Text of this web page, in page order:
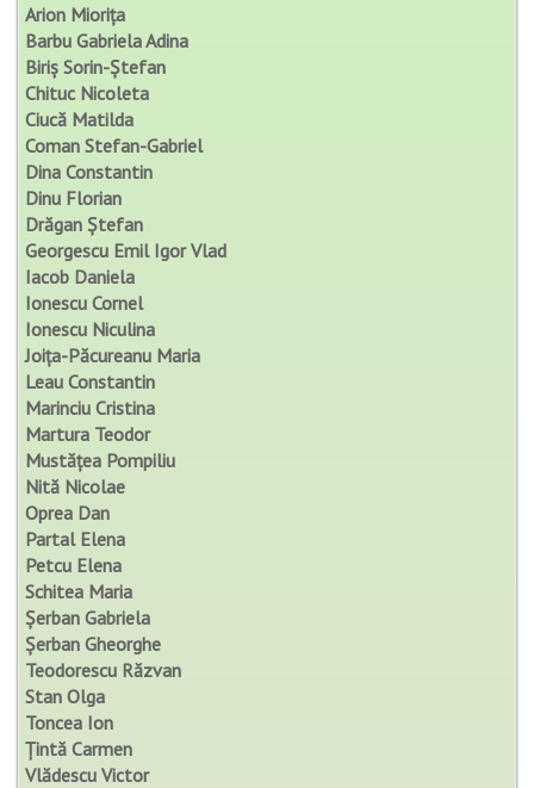
Arion Miorița
Barbu Gabriela Adina
Biriș Sorin-Ștefan
Chituc Nicoleta
Ciucă Matilda
Coman Stefan-Gabriel
Dina Constantin
Dinu Florian
Drăgan Ștefan
Georgescu Emil Igor Vlad
Iacob Daniela
Ionescu Cornel
Ionescu Niculina
Joița-Păcureanu Maria
Leau Constantin
Marinciu Cristina
Martura Teodor
Mustățea Pompiliu
Nită Nicolae
Oprea Dan
Partal Elena
Petcu Elena
Schitea Maria
Șerban Gabriela
Șerban Gheorghe
Teodorescu Răzvan
Stan Olga
Toncea Ion
Țintă Carmen
Vlădescu Victor